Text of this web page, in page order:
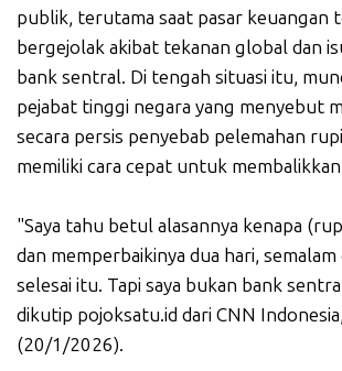
publik, terutama saat pasar keuangan
bergejolak akibat tekanan global dan
bank sentral. Di tengah situasi itu,
pejabat tinggi negara yang menyebut
secara persis penyebab pelemahan
memiliki cara cepat untuk membalikkan
"Saya tahu betul alasannya kenapa
dan memperbaikinya dua hari, semalam
selesai itu. Tapi saya bukan bank
dikutip pojoksatu.id dari CNN
(20/1/2026).